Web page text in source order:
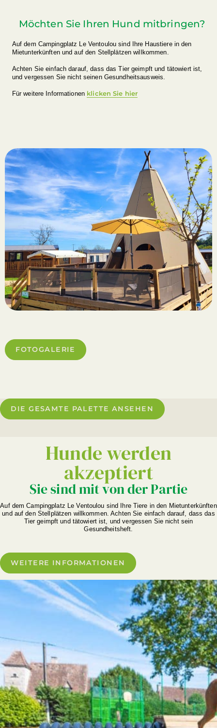
Möchten Sie Ihren Hund mitbringen?
Auf dem Campingplatz Le Ventoulou sind Ihre Haustiere in den
Mietunterkünften und auf den Stellplätzen willkommen.
Achten Sie einfach darauf, dass das Tier geimpft und tätowiert ist,
und vergessen Sie nicht seinen Gesundheitsausweis.
Für weitere Informationen klicken Sie hier
FOTOGALERIE
DIE GESAMTE PALETTE ANSEHEN
Hunde werden
akzeptiert
Sie sind mit von der Partie
Auf dem Campingplatz Le Ventoulou sind Ihre Tiere in den Mietunterkünften
und auf den Stellplätzen willkommen. Achten Sie einfach darauf, dass das
Tier geimpft und tätowiert ist, und vergessen Sie nicht sein
Gesundheitsheft.
WEITERE INFORMATIONEN